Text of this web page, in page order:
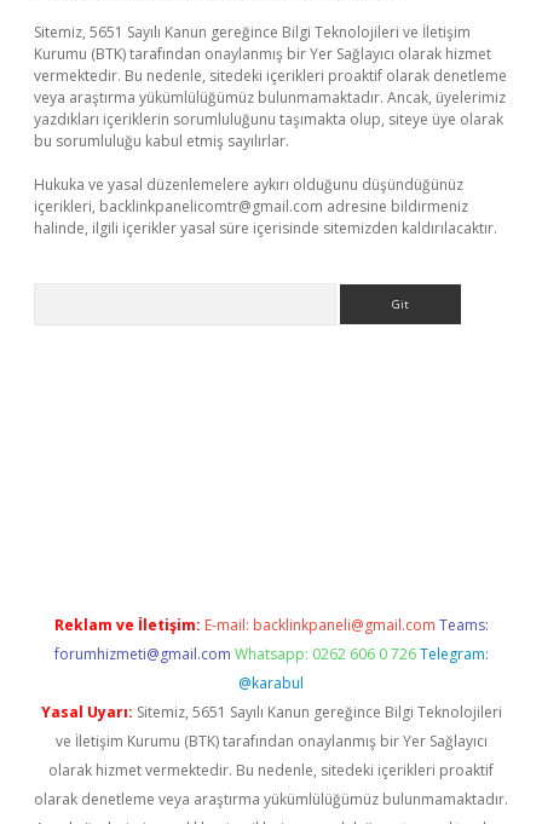
Sitemiz, 5651 Sayılı Kanun gereğince Bilgi Teknolojileri ve İletişim
Kurumu (BTK) tarafından onaylanmış bir Yer Sağlayıcı olarak hizmet
vermektedir. Bu nedenle, sitedeki içerikleri proaktif olarak denetleme
veya araştırma yükümlülüğümüz bulunmamaktadır. Ancak, üyelerimiz
yazdıkları içeriklerin sorumluluğunu taşımakta olup, siteye üye olarak
bu sorumluluğu kabul etmiş sayılırlar.
Hukuka ve yasal düzenlemelere aykırı olduğunu düşündüğünüz
içerikleri, backlinkpanelicomtr@gmail.com adresine bildirmeniz
halinde, ilgili içerikler yasal süre içerisinde sitemizden kaldırılacaktır.
Reklam ve İletişim: E-mail: backlinkpaneli@gmail.com Teams:
forumhizmeti@gmail.com Whatsapp: 0262 606 0 726 Telegram:
@karabul
Yasal Uyarı: Sitemiz, 5651 Sayılı Kanun gereğince Bilgi Teknolojileri
ve İletişim Kurumu (BTK) tarafından onaylanmış bir Yer Sağlayıcı
olarak hizmet vermektedir. Bu nedenle, sitedeki içerikleri proaktif
olarak denetleme veya araştırma yükümlülüğümüz bulunmamaktadır.